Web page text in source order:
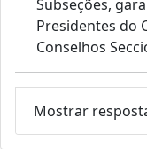
Subseções,
Presidentes do
Conselhos
Mostrar